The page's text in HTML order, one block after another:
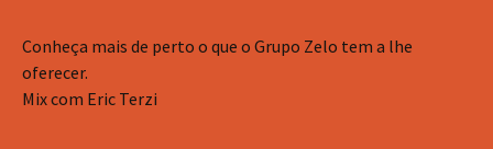
Conheça mais de perto o que o Grupo Zelo tem a lhe
oferecer.
Mix com Eric Terzi